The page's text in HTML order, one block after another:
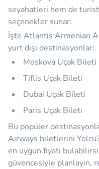
seyahatleri hem de
seçenekler sunar.
İşte Atlantis Armenian
yurt dışı destinasyonlar:
Moskova Uçak Bileti
Tiflis Uçak Bileti
Dubai Uçak Bileti
Paris Uçak Bileti
Bu popüler
Airways biletlerini
en uygun fiyatı
güvencesiyle planlayın,